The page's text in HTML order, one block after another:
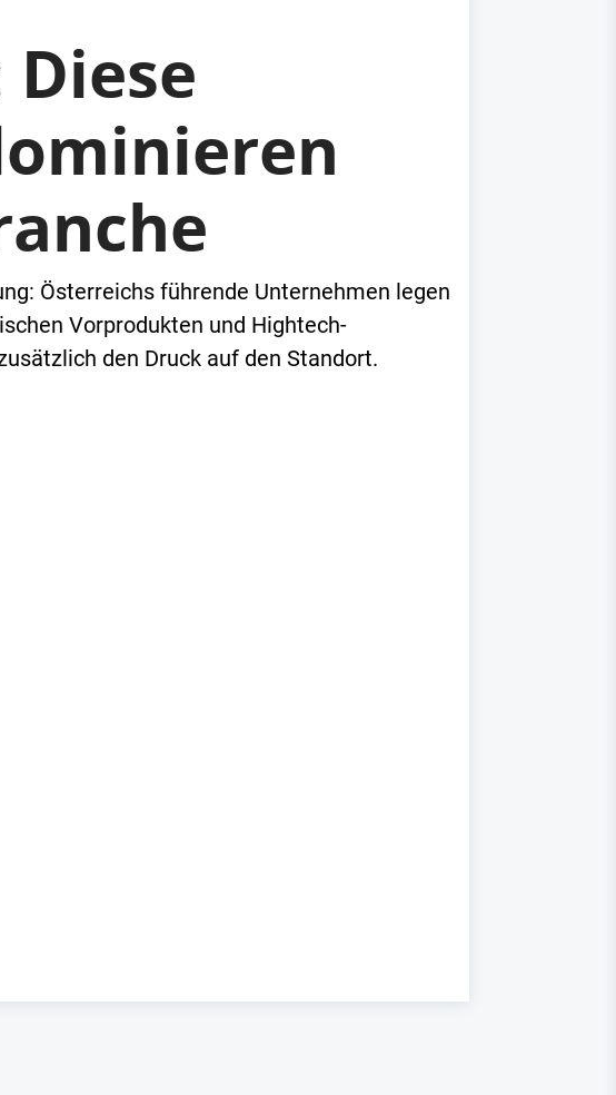
Österreichs führende Unternehmen legen
Vorprodukten und Hightech-
den Druck auf den Standort.